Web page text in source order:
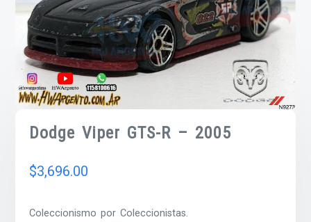
Dodge Viper GTS-R – 2005
$3,696.00
Coleccionismo por Coleccionistas.